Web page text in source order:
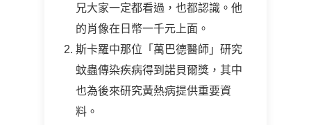
兄大家一定都看過，也都認識。他
的肖像在日幣一千元上面。
斯卡羅中那位「萬巴德醫師」研究
蚊蟲傳染疾病得到諾貝爾獎，其中
也為後來研究黃熱病提供重要資
料。